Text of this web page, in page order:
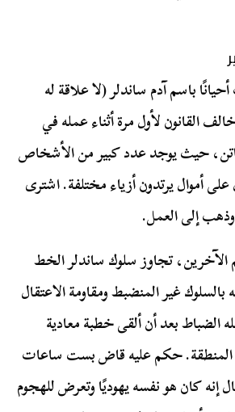
باسم آدم ساندلر (لا علاقة له
القانون لأول مرة أثناء عمله في
حيث يوجد عدد كبير من الأشخاص
أموال يرتدون أزياء مختلفة. اشترى
إلى العمل.
تجاوز سلوك ساندلر الخط
بالسلوك غير المنضبط ومقاومة الاعتقال
2012. اعتقله الضباط بعد أن ألقى خطبة معادية
المنطقة. حكم عليه قاض بست ساعات
كان هو نفسه يهوديًا وتعرض للهجوم